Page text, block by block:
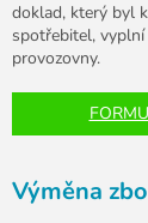
doklad, který byl
spotřebitel,
provozovny.
Výměna